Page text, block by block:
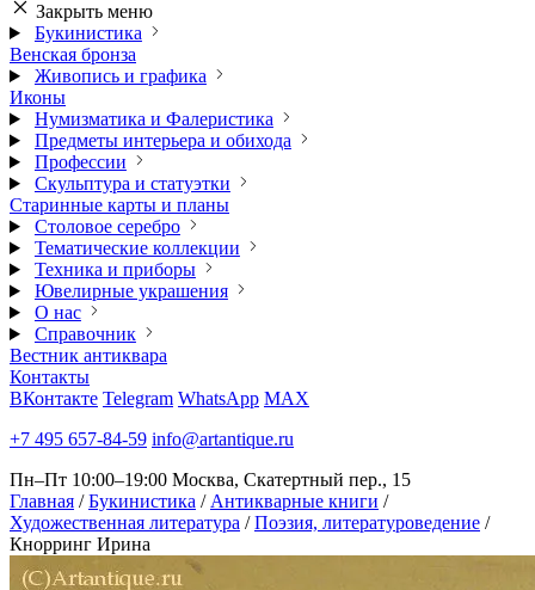
Закрыть меню
Букинистика
Венская бронза
Живопись и графика
Иконы
Нумизматика и Фалеристика
Предметы интерьера и обихода
Профессии
Скульптура и статуэтки
Старинные карты и планы
Столовое серебро
Тематические коллекции
Техника и приборы
Ювелирные украшения
О нас
Справочник
Вестник антиквара
Контакты
ВКонтакте Telegram WhatsApp MAX
+7 495 657-84-59 info@artantique.ru
Пн–Пт 10:00–19:00 Москва, Скатертный пер., 15
Главная / Букинистика / Антикварные книги /
Художественная литература / Поэзия, литературоведение /
Кнорринг Ирина